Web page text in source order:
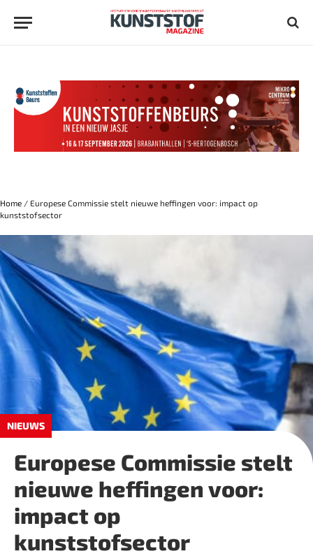
NIEUWS
Home / Europese Commissie stelt nieuwe heffingen voor: impact op
kunststofsector
Europese Commissie stelt
nieuwe heffingen voor:
impact op
kunststofsector